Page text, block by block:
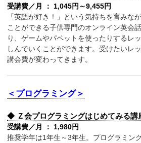
受講費／月 ： 1,045円～9,455円
「英語が好き！」という気持ちを育みな
ことができる子供専門のオンライン英会
り、ゲームやパペットを使ったりするレ
しんでいくことができます。受けたいレ
講会費が変わってきます。
＜プログラミング＞
◆ Ｚ会プログラミングはじめてみる講
受講費／月 ： 1,980円
推奨学年は1年生～3年生。プログラミン